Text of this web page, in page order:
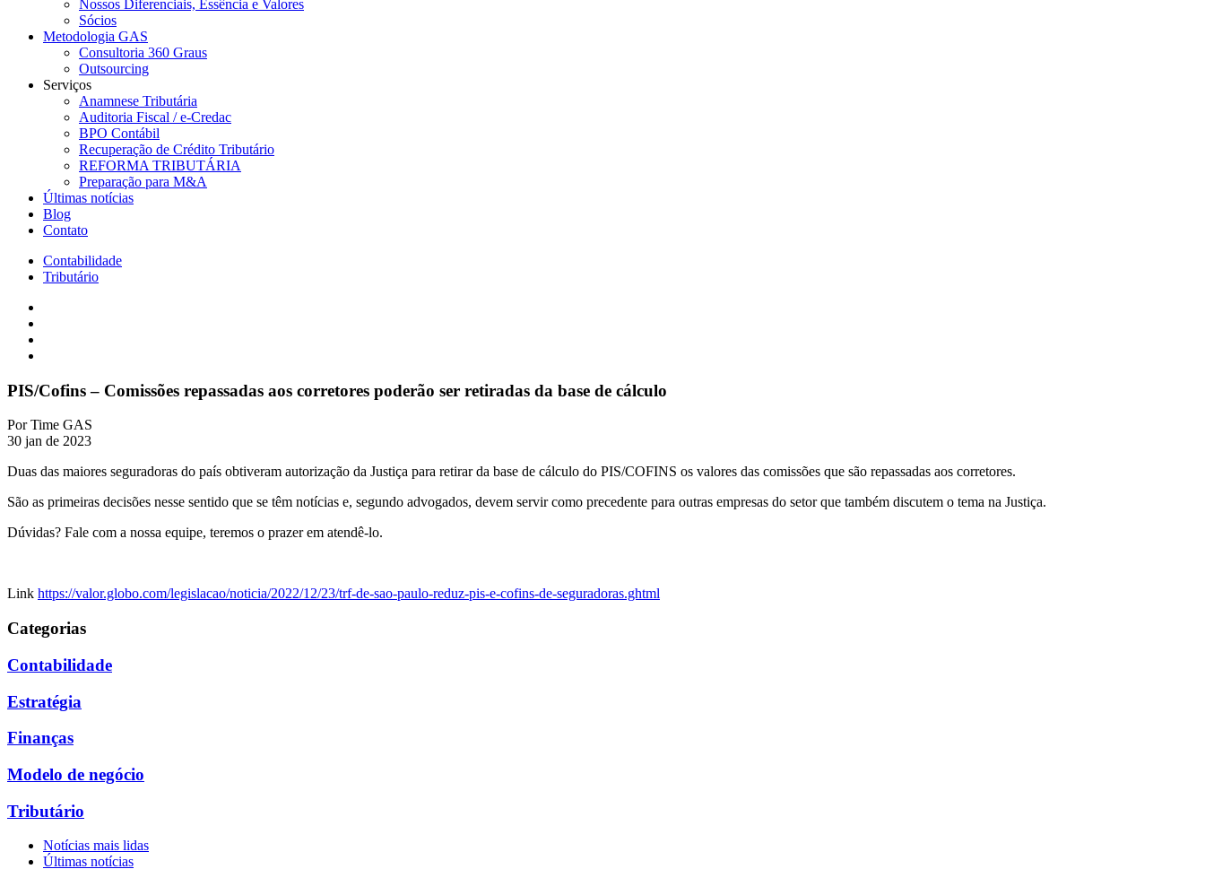
Nossos Diferenciais, Essência e Valores
Sócios
Metodologia GAS
Consultoria 360 Graus
Outsourcing
Serviços
Anamnese Tributária
Auditoria Fiscal / e-Credac
BPO Contábil
Recuperação de Crédito Tributário
REFORMA TRIBUTÁRIA
Preparação para M&A
Últimas notícias
Blog
Contato
Contabilidade
Tributário
PIS/Cofins – Comissões repassadas aos corretores poderão ser retiradas da base de cálculo
PorTime GAS
30 jan de 2023
Duas das maiores seguradoras do país obtiveram autorização da Justiça para retirar da base de cálculo do PIS/COFINS os valores das comissões que são repassadas aos corretores.
São as primeiras decisões nesse sentido que se têm notícias e, segundo advogados, devem servir como precedente para outras empresas do setor que também discutem o tema na Justiça.
Dúvidas? Fale com a nossa equipe, teremos o prazer em atendê-lo.
Link https://valor.globo.com/legislacao/noticia/2022/12/23/trf-de-sao-paulo-reduz-pis-e-cofins-de-seguradoras.ghtml
Categorias
Contabilidade
Estratégia
Finanças
Modelo de negócio
Tributário
Notícias mais lidas
Últimas notícias